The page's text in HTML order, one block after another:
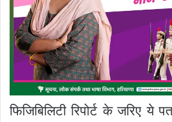
फिजिबिलिटी रिपोर्ट के जरिए ये